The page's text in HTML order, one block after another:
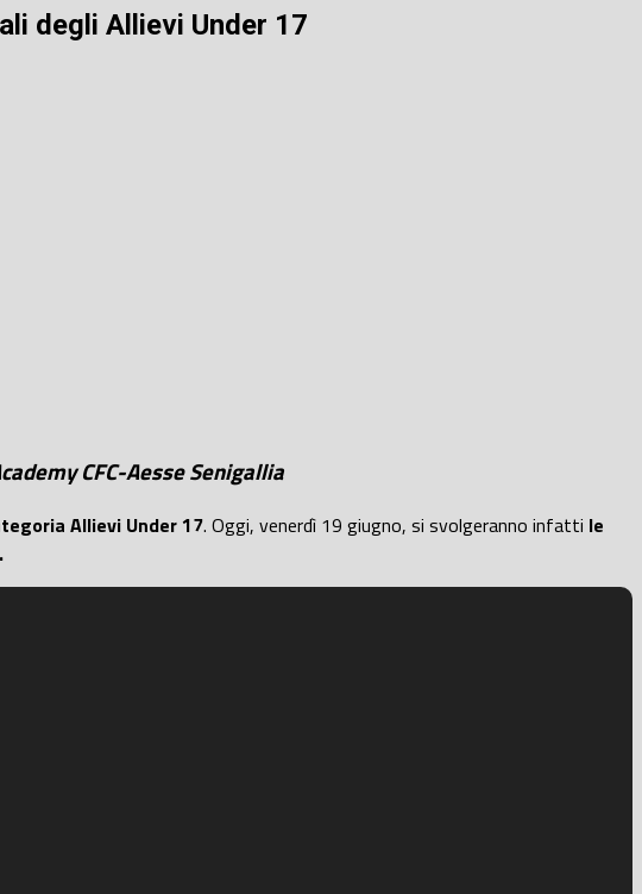
degli Allievi Under 17
CFC-Aesse Senigallia
Allievi Under 17. Oggi, venerdì 19 giugno, si svolgeranno infatti le